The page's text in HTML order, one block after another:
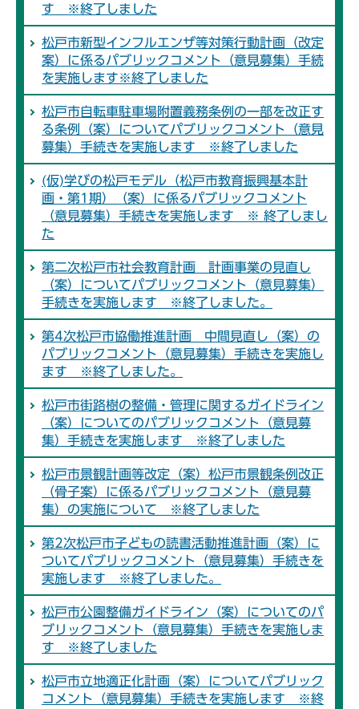
す ※終了しました
松戸市新型インフルエンザ等対策行動計画（改定
案）に係るパブリックコメント（意見募集）手続
を実施します※終了しました
松戸市自転車駐車場附置義務条例の一部を改正す
る条例（案）についてパブリックコメント（意見
募集）手続きを実施します ※終了しました
(仮)学びの松戸モデル（松戸市教育振興基本計
画・第1期）（案）に係るパブリックコメント
（意見募集）手続きを実施します ※ 終了しまし
た
第二次松戸市社会教育計画 計画事業の見直し
（案）についてパブリックコメント（意見募集）
手続きを実施します ※終了しました。
第4次松戸市協働推進計画 中間見直し（案）の
パブリックコメント（意見募集）手続きを実施し
ます ※終了しました。
松戸市街路樹の整備・管理に関するガイドライン
（案）についてのパブリックコメント（意見募
集）手続きを実施します ※終了しました
松戸市景観計画等改定（案）松戸市景観条例改正
（骨子案）に係るパブリックコメント（意見募
集）の実施について ※終了しました
第2次松戸市子どもの読書活動推進計画（案）に
ついてパブリックコメント（意見募集）手続きを
実施します ※終了しました。
松戸市公園整備ガイドライン（案）についてのパ
ブリックコメント（意見募集）手続きを実施しま
す ※終了しました
松戸市立地適正化計画（案）についてパブリック
コメント（意見募集）手続きを実施します ※終